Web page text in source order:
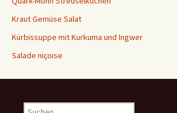
Kraut Gemüse Salat
Kürbissuppe mit Kurkuma und Ingwer
Salade niçoise